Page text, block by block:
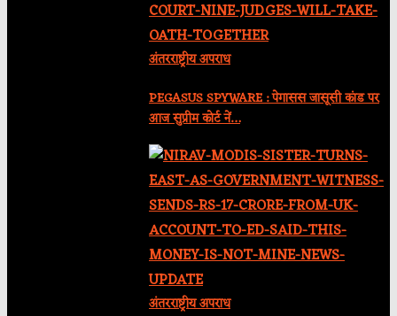
अंतरराष्ट्रीय अपराध
PEGASUS SPYWARE : पेगासस जासूसी कांड पर
आज सुप्रीम कोर्ट नें…
अंतरराष्ट्रीय अपराध